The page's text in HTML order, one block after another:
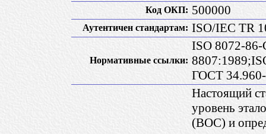
Код ОКП: 500000
Аутентичен стандартам: ISO/IEC TR
Нормативные ссылки:
ISO 8072-
ГОСТ
Настоящий
уровень
(ВОС) и